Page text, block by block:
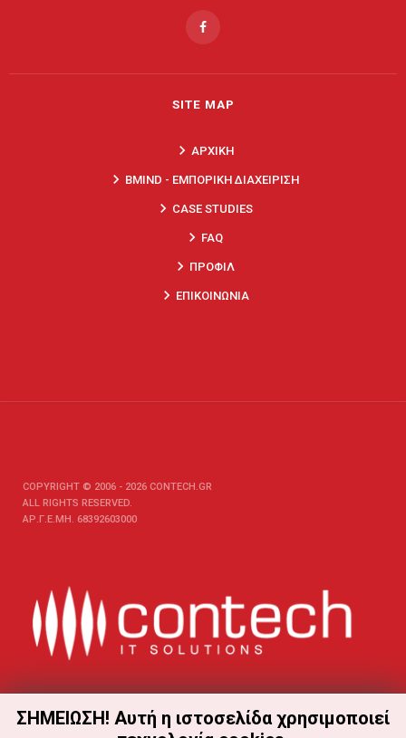
SITE MAP
keyboard_arrow_right ΑΡΧΙΚΗ
keyboard_arrow_right BMIND - ΕΜΠΟΡΙΚΗ ΔΙΑΧΕΙΡΙΣΗ
keyboard_arrow_right CASE STUDIES
keyboard_arrow_right FAQ
keyboard_arrow_right ΠΡΟΦΙΛ
keyboard_arrow_right ΕΠΙΚΟΙΝΩΝΙΑ
COPYRIGHT © 2006 - 2026 CONTECH.GR
ALL RIGHTS RESERVED.
ΑΡ.Γ.Ε.ΜΗ. 68392603000
ΣΗΜΕΙΩΣΗ! Αυτή η ιστοσελίδα χρησιμοποιεί